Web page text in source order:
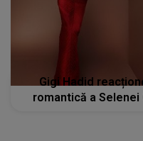
Gigi Hadid
romantică a